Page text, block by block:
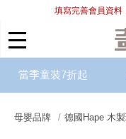
填寫完善會員資料
當季童裝7折起
母嬰品牌 德國Hape 木